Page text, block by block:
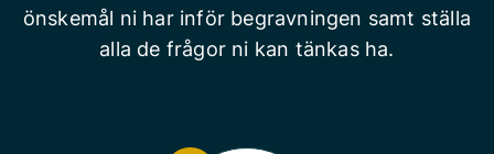
önskemål ni har inför begravningen samt ställa
alla de frågor ni kan tänkas ha.